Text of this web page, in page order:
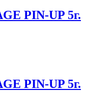
PIN-UP 5г.
PIN-UP 5г.